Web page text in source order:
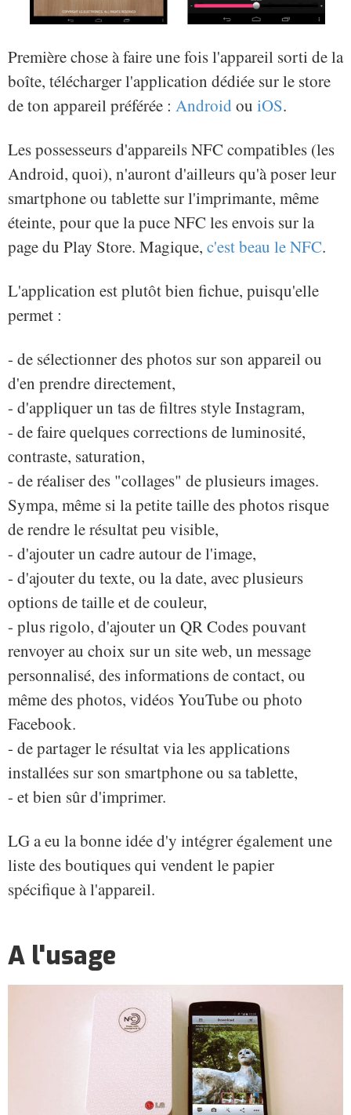
Première chose à faire une fois l'appareil sorti de la
boîte, télécharger l'application dédiée sur le store
de ton appareil préférée : Android ou iOS.
Les possesseurs d'appareils NFC compatibles (les
Android, quoi), n'auront d'ailleurs qu'à poser leur
smartphone ou tablette sur l'imprimante, même
éteinte, pour que la puce NFC les envois sur la
page du Play Store. Magique, c'est beau le NFC.
L'application est plutôt bien fichue, puisqu'elle
permet :
- de sélectionner des photos sur son appareil ou
d'en prendre directement,
- d'appliquer un tas de filtres style Instagram,
- de faire quelques corrections de luminosité,
contraste, saturation,
- de réaliser des "collages" de plusieurs images.
Sympa, même si la petite taille des photos risque
de rendre le résultat peu visible,
- d'ajouter un cadre autour de l'image,
- d'ajouter du texte, ou la date, avec plusieurs
options de taille et de couleur,
- plus rigolo, d'ajouter un QR Codes pouvant
renvoyer au choix sur un site web, un message
personnalisé, des informations de contact, ou
même des photos, vidéos YouTube ou photo
Facebook.
- de partager le résultat via les applications
installées sur son smartphone ou sa tablette,
- et bien sûr d'imprimer.
LG a eu la bonne idée d'y intégrer également une
liste des boutiques qui vendent le papier
spécifique à l'appareil.
A l'usage